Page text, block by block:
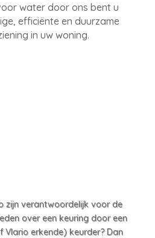
water door ons bent u
efficiënte en duurzame
in uw woning.
zijn verantwoordelijk voor de
over een keuring door een
Vlario erkende) keurder? Dan